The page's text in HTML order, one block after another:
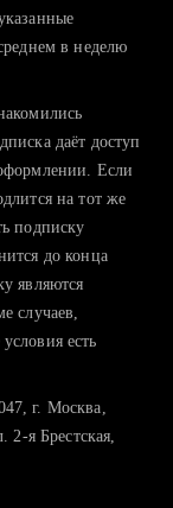
поднимаете
шансы
в неделю
даёт доступ
Если
на тот же
подписку
до конца
являются
случаев,
есть
г. Москва,
2-я Брестская,